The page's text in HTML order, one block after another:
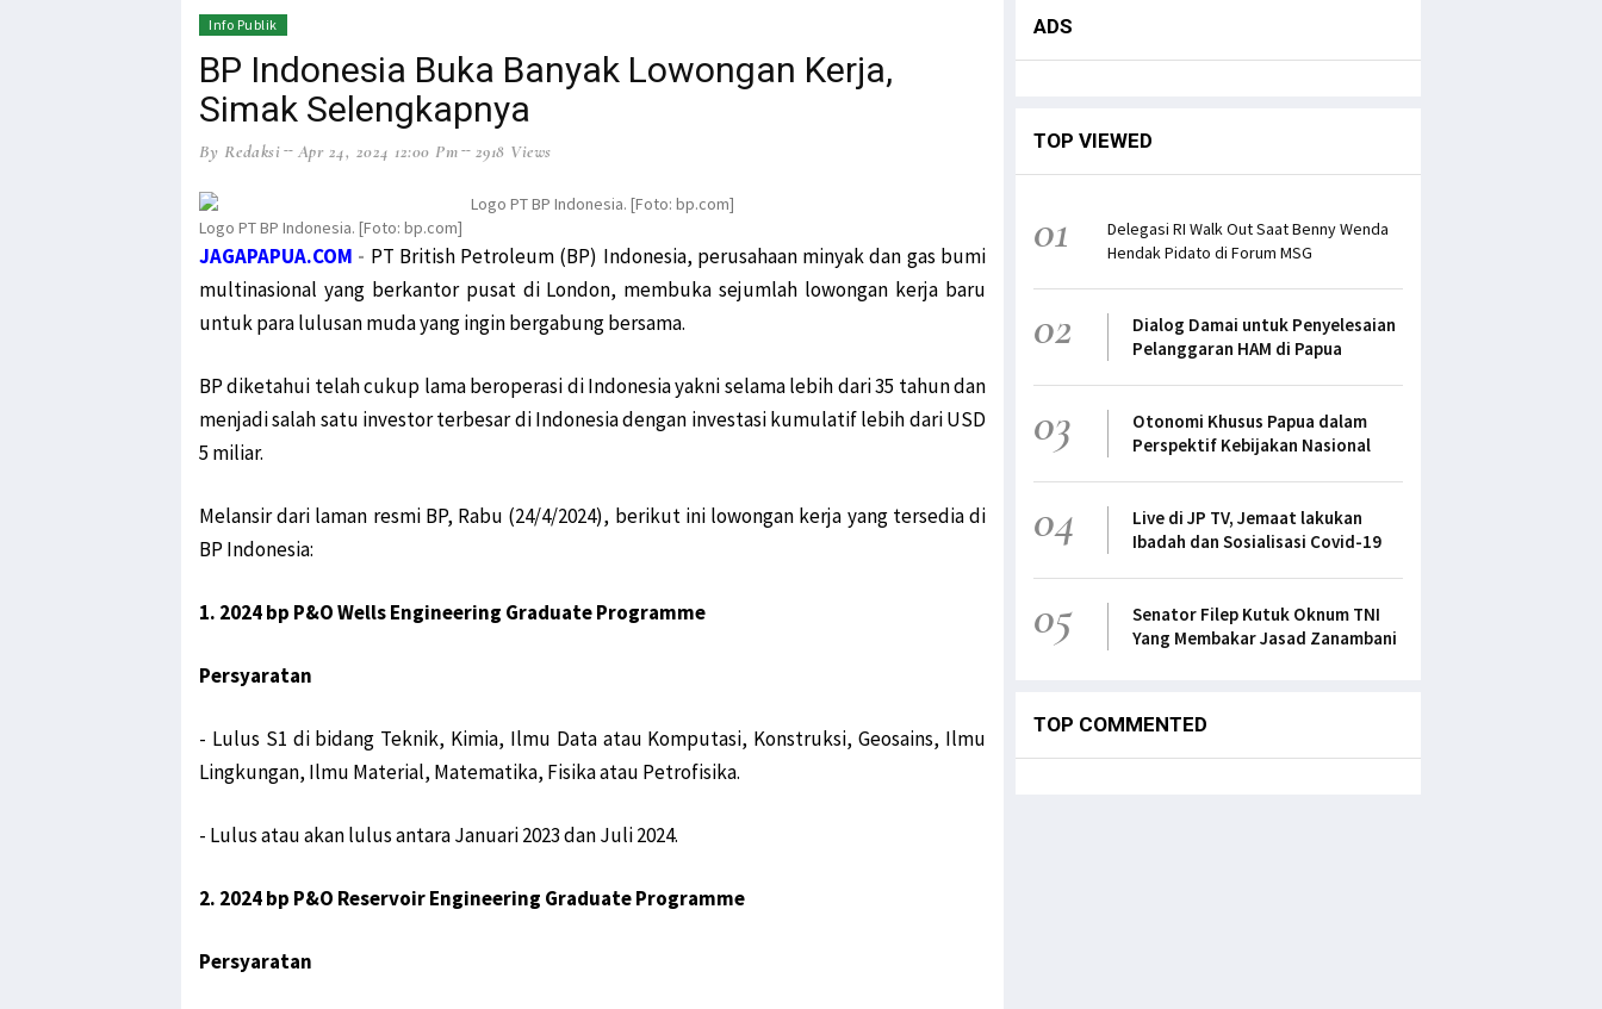
Info Publik
BP Indonesia Buka Banyak Lowongan Kerja,
Simak Selengkapnya
By Redaksi Apr 24, 2024 12:00 Pm 2918 Views
Logo PT BP Indonesia. [Foto: bp.com]
JAGAPAPUA.COM - PT British Petroleum (BP) Indonesia, perusahaan minyak dan gas bumi
multinasional yang berkantor pusat di London, membuka sejumlah lowongan kerja baru
untuk para lulusan muda yang ingin bergabung bersama.
BP diketahui telah cukup lama beroperasi di Indonesia yakni selama lebih dari 35 tahun dan
menjadi salah satu investor terbesar di Indonesia dengan investasi kumulatif lebih dari USD
5 miliar.
Melansir dari laman resmi BP, Rabu (24/4/2024), berikut ini lowongan kerja yang tersedia di
BP Indonesia:
1. 2024 bp P&O Wells Engineering Graduate Programme
Persyaratan
- Lulus S1 di bidang Teknik, Kimia, Ilmu Data atau Komputasi, Konstruksi, Geosains, Ilmu
Lingkungan, Ilmu Material, Matematika, Fisika atau Petrofisika.
- Lulus atau akan lulus antara Januari 2023 dan Juli 2024.
2. 2024 bp P&O Reservoir Engineering Graduate Programme
Persyaratan
ADS
TOP VIEWED
01
Delegasi RI Walk Out Saat Benny Wenda
Hendak Pidato di Forum MSG
02
Dialog Damai untuk Penyelesaian
Pelanggaran HAM di Papua
03
Otonomi Khusus Papua dalam
Perspektif Kebijakan Nasional
04
Live di JP TV, Jemaat lakukan
Ibadah dan Sosialisasi Covid-19
05
Senator Filep Kutuk Oknum TNI
Yang Membakar Jasad Zanambani
TOP COMMENTED